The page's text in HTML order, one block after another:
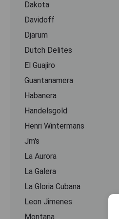
Dakota
Davidoff
Djarum
Dutch Delites
El Guajiro
Guantanamera
Habanera
Handelsgold
Henri Wintermans
Jm's
La Aurora
La Galera
La Gloria Cubana
Leon Jimenes
Montana